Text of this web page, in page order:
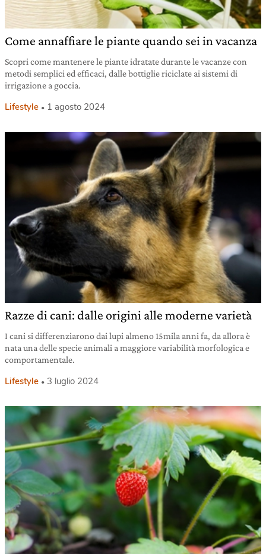
Come annaffiare le piante quando sei in vacanza
Scopri come mantenere le piante idratate durante le vacanze con
metodi semplici ed efficaci, dalle bottiglie riciclate ai sistemi di
irrigazione a goccia.
Lifestyle 1 agosto 2024
Razze di cani: dalle origini alle moderne varietà
I cani si differenziarono dai lupi almeno 15mila anni fa, da allora è
nata una delle specie animali a maggiore variabilità morfologica e
comportamentale.
Lifestyle 3 luglio 2024